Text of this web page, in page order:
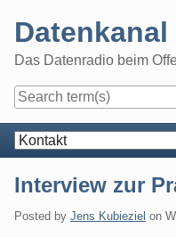
content
Datenkanal
Das Datenradio beim
Navigation
Interview zur
Posted by Jens Kubieziel on